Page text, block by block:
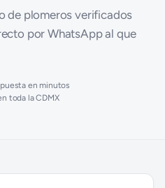
de plomeros verificados
por WhatsApp al que
en minutos
toda la CDMX
(colonia Roma Norte)